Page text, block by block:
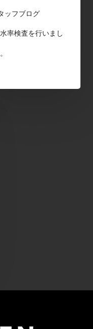
ッフブログ
率検査を行いまし